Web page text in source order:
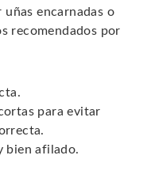
encarnadas o
recomendados por
para evitar
bien afilado.